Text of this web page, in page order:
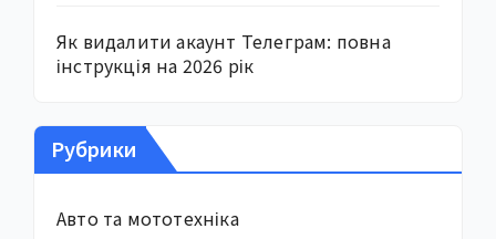
Як видалити акаунт Телеграм: повна
інструкція на 2026 рік
Рубрики
Авто та мототехніка